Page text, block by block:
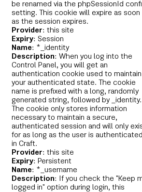
be renamed via the phpSessionId
setting. This cookie will expire as soon
as the session expires.
Provider: this site
Expiry: Session
Name: *_identity
Description: When you log into the
Control Panel, you will get an
authentication cookie used to maintain
your authenticated state. The cookie
name is prefixed with a long, randomly
generated string, followed by _identity.
The cookie only stores information
necessary to maintain a secure,
authenticated session and will only
for as long as the user is authenticated
in Craft.
Provider: this site
Expiry: Persistent
Name: *_username
Description: If you check the "Keep
logged in" option during login, this